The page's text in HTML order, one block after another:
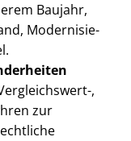
Baujahr,
Mo­der­ni­sie­
,
zur